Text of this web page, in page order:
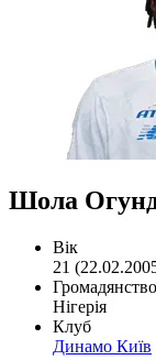
Шола
Вік
21
Громадянство
Нігерія
Клуб
Динамо Київ